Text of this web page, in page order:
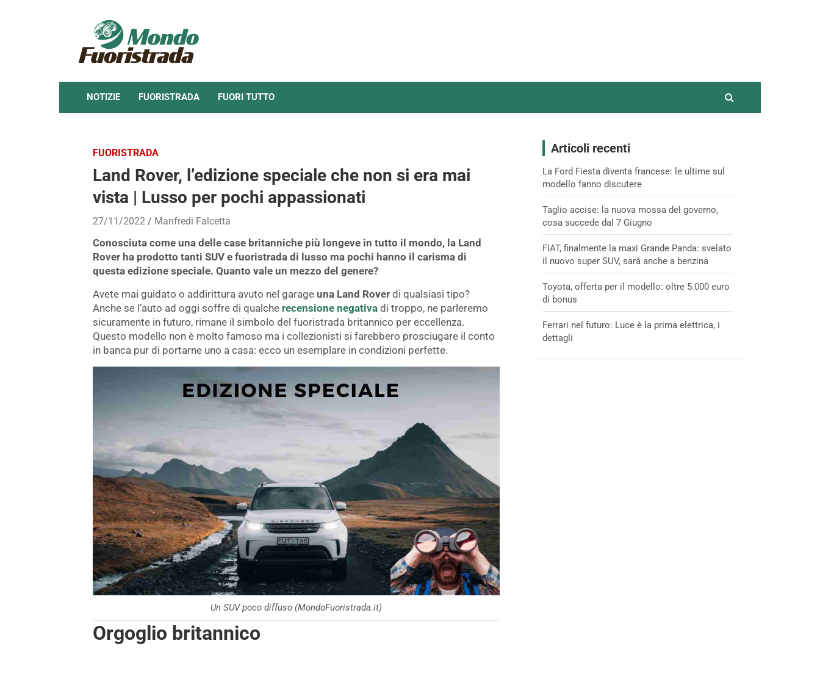
NOTIZIE FUORISTRADA FUORI TUTTO
FUORISTRADA
Land Rover, l’edizione speciale che non si era mai
vista | Lusso per pochi appassionati
27/11/2022 Manfredi Falcetta
Conosciuta come una delle case britanniche più longeve in tutto il mondo, la Land
Rover ha prodotto tanti SUV e fuoristrada di lusso ma pochi hanno il carisma di
questa edizione speciale. Quanto vale un mezzo del genere?
Avete mai guidato o addirittura avuto nel garage una Land Rover di qualsiasi tipo?
Anche se l’auto ad oggi soffre di qualche recensione negativa di troppo, ne parleremo
sicuramente in futuro, rimane il simbolo del fuoristrada britannico per eccellenza.
Questo modello non è molto famoso ma i collezionisti si farebbero prosciugare il conto
in banca pur di portarne uno a casa: ecco un esemplare in condizioni perfette.
Un SUV poco diffuso (MondoFuoristrada.it)
Orgoglio britannico
Articoli recenti
La Ford Fiesta diventa francese: le ultime sul
modello fanno discutere
Taglio accise: la nuova mossa del governo,
cosa succede dal 7 Giugno
FIAT, finalmente la maxi Grande Panda: svelato
il nuovo super SUV, sarà anche a benzina
Toyota, offerta per il modello: oltre 5.000 euro
di bonus
Ferrari nel futuro: Luce è la prima elettrica, i
dettagli